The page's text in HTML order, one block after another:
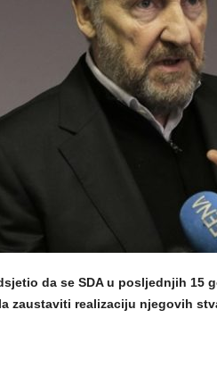
da se SDA u posljednjih
zaustaviti realizaciju njegovih